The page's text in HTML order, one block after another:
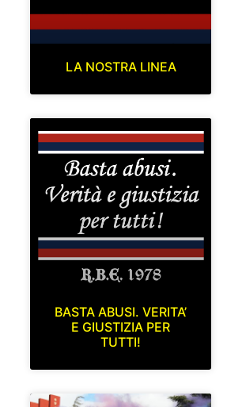
LA NOSTRA LINEA
BASTA ABUSI. VERITA’
E GIUSTIZIA PER
TUTTI!